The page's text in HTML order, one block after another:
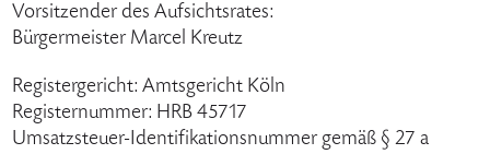
Vorsitzender des Aufsichtsrates:
Bürgermeister Marcel Kreutz
Registergericht: Amtsgericht Köln
Registernummer: HRB 45717
Umsatzsteuer-Identifikationsnummer gemäß § 27 a